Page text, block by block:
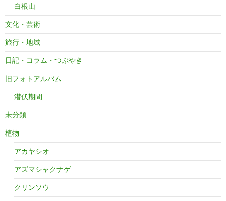
白根山
文化・芸術
旅行・地域
日記・コラム・つぶやき
旧フォトアルバム
潜伏期間
未分類
植物
アカヤシオ
アズマシャクナゲ
クリンソウ